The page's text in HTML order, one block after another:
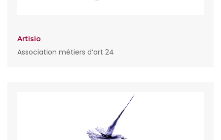
Artisio
Association métiers d’art 24